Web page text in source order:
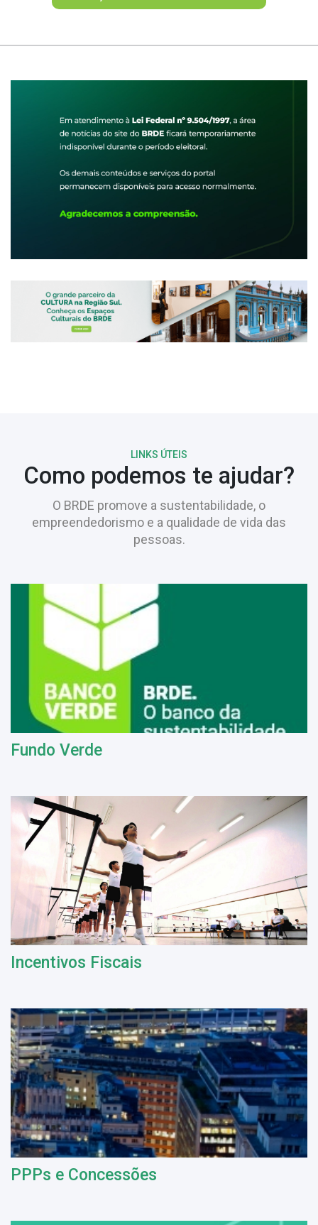
LINKS ÚTEIS
Como podemos te ajudar?
O BRDE promove a sustentabilidade, o
empreendedorismo e a qualidade de vida das
pessoas.
Fundo Verde
Incentivos Fiscais
PPPs e Concessões